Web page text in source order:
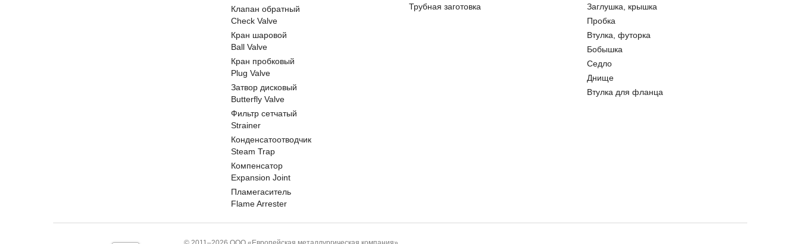
Клапан обратный
Check Valve
Кран шаровой
Ball Valve
Кран пробковый
Plug Valve
Затвор дисковый
Butterfly Valve
Фильтр сетчатый
Strainer
Конденсатоотводчик
Steam Trap
Компенсатор
Expansion Joint
Пламегаситель
Flame Arrester
Трубная заготовка
Заглушка, крышка
Пробка
Втулка, футорка
Бобышка
Седло
Днище
Втулка для фланца